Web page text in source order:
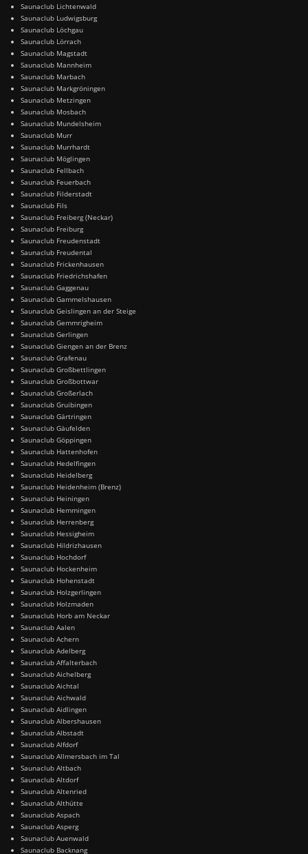
Saunaclub Lichtenwald
Saunaclub Ludwigsburg
Saunaclub Löchgau
Saunaclub Lörrach
Saunaclub Magstadt
Saunaclub Mannheim
Saunaclub Marbach
Saunaclub Markgröningen
Saunaclub Metzingen
Saunaclub Mosbach
Saunaclub Mundelsheim
Saunaclub Murr
Saunaclub Murrhardt
Saunaclub Möglingen
Saunaclub Fellbach
Saunaclub Feuerbach
Saunaclub Filderstadt
Saunaclub Fils
Saunaclub Freiberg (Neckar)
Saunaclub Freiburg
Saunaclub Freudenstadt
Saunaclub Freudental
Saunaclub Frickenhausen
Saunaclub Friedrichshafen
Saunaclub Gaggenau
Saunaclub Gammelshausen
Saunaclub Geislingen an der Steige
Saunaclub Gemmrigheim
Saunaclub Gerlingen
Saunaclub Giengen an der Brenz
Saunaclub Grafenau
Saunaclub Großbettlingen
Saunaclub Großbottwar
Saunaclub Großerlach
Saunaclub Gruibingen
Saunaclub Gärtringen
Saunaclub Gäufelden
Saunaclub Göppingen
Saunaclub Hattenhofen
Saunaclub Hedelfingen
Saunaclub Heidelberg
Saunaclub Heidenheim (Brenz)
Saunaclub Heiningen
Saunaclub Hemmingen
Saunaclub Herrenberg
Saunaclub Hessigheim
Saunaclub Hildrizhausen
Saunaclub Hochdorf
Saunaclub Hockenheim
Saunaclub Hohenstadt
Saunaclub Holzgerlingen
Saunaclub Holzmaden
Saunaclub Horb am Neckar
Saunaclub Aalen
Saunaclub Achern
Saunaclub Adelberg
Saunaclub Affalterbach
Saunaclub Aichelberg
Saunaclub Aichtal
Saunaclub Aichwald
Saunaclub Aidlingen
Saunaclub Albershausen
Saunaclub Albstadt
Saunaclub Alfdorf
Saunaclub Allmersbach im Tal
Saunaclub Altbach
Saunaclub Altdorf
Saunaclub Altenried
Saunaclub Althütte
Saunaclub Aspach
Saunaclub Asperg
Saunaclub Auenwald
Saunaclub Backnang